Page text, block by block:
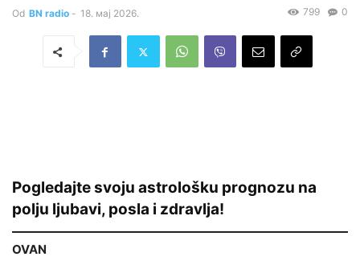
Od BN radio - 18. мај 2026. 0
799
Pogledajte svoju astrološku prognozu na
polju ljubavi, posla i zdravlja!
OVAN